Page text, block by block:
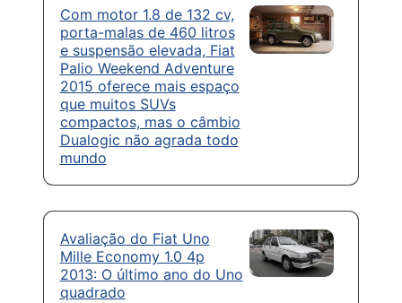
Com motor 1.8 de 132 cv,
porta-malas de 460 litros
e suspensão elevada, Fiat
Palio Weekend Adventure
2015 oferece mais espaço
que muitos SUVs
compactos, mas o câmbio
Dualogic não agrada todo
mundo
Avaliação do Fiat Uno
Mille Economy 1.0 4p
2013: O último ano do Uno
quadrado